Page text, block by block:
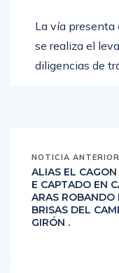
La vía
se realiza el
diligencias de
NOTICIA ANTERIOR
ALIAS EL CAGON
E CAPTADO EN
ARAS ROBANDO
BRISAS DEL
GIRÓN .